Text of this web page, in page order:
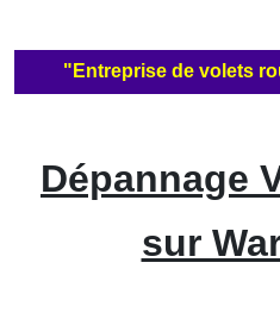
"Entreprise de volets
Dépannage
sur